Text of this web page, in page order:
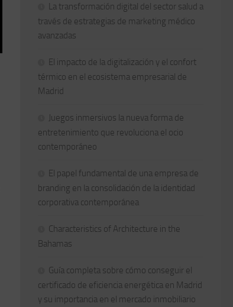
La transformación digital del sector salud a
través de estrategias de marketing médico
avanzadas
El impacto de la digitalización y el confort
térmico en el ecosistema empresarial de
Madrid
Juegos inmersivos la nueva forma de
entretenimiento que revoluciona el ocio
contemporáneo
El papel fundamental de una empresa de
branding en la consolidación de la identidad
corporativa contemporánea
Characteristics of Architecture in the
Bahamas
Guía completa sobre cómo conseguir el
certificado de eficiencia energética en Madrid
y su importancia en el mercado inmobiliario